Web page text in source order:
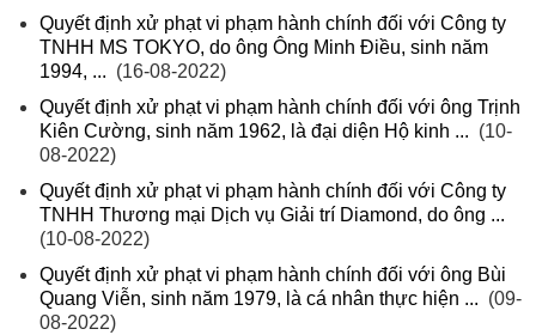
Quyết định xử phạt vi phạm hành chính đối với Công ty
TNHH MS TOKYO, do ông Ông Minh Điều, sinh năm
1994, ... (16-08-2022)
Quyết định xử phạt vi phạm hành chính đối với ông Trịnh
Kiên Cường, sinh năm 1962, là đại diện Hộ kinh ... (10-
08-2022)
Quyết định xử phạt vi phạm hành chính đối với Công ty
TNHH Thương mại Dịch vụ Giải trí Diamond, do ông ...
(10-08-2022)
Quyết định xử phạt vi phạm hành chính đối với ông Bùi
Quang Viễn, sinh năm 1979, là cá nhân thực hiện ... (09-
08-2022)